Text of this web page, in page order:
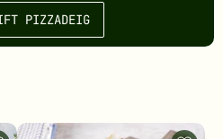
PIZZADEIG